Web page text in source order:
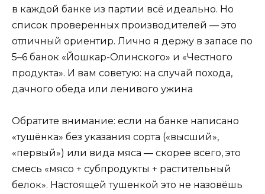
в каждой банке из партии всё идеально. Но
список проверенных производителей — это
отличный ориентир. Лично я держу в запасе по
5–6 банок «Йошкар-Олинского» и «Честного
продукта». И вам советую: на случай похода,
дачного обеда или ленивого ужина
Обратите внимание: если на банке написано
«тушёнка» без указания сорта («высший»,
«первый») или вида мяса — скорее всего, это
смесь «мясо + субпродукты + растительный
белок». Настоящей тушенкой это не назовёшь